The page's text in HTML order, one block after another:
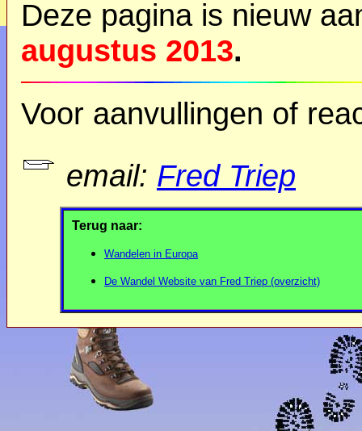
Deze pagina is nieuw
augustus 2013.
Voor aanvullingen of
email: Fred Triep
Terug naar:
Wandelen in Europa
De Wandel Website van Fred Triep (overzicht)